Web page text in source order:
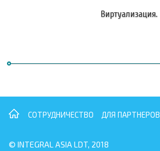
Виртуализация.
СОТРУДНИЧЕСТВО ДЛЯ ПАРТНЕРОВ
© INTEGRAL ASIA LDT, 2018